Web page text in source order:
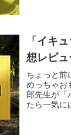
「イキ
想レビュ
ちょっと前
めっちゃお
郎先生が「
たら一気に